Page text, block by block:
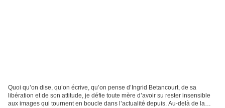
Quoi qu’on dise, qu’on écrive, qu’on pense d’Ingrid Betancourt, de sa
libération et de son attitude, je défie toute mère d’avoir su rester insensible
aux images qui tournent en boucle dans l’actualité depuis. Au-delà de la